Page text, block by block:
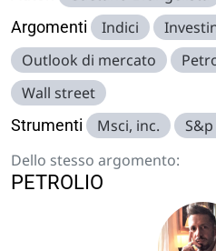
Argomenti Indici
Outlook di mercato
Wall street
Strumenti Msci, inc.
Dello stesso argomento:
PETROLIO